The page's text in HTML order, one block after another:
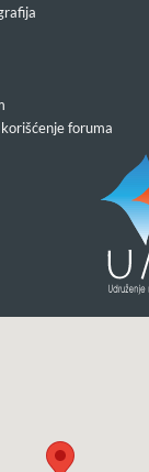
foruma